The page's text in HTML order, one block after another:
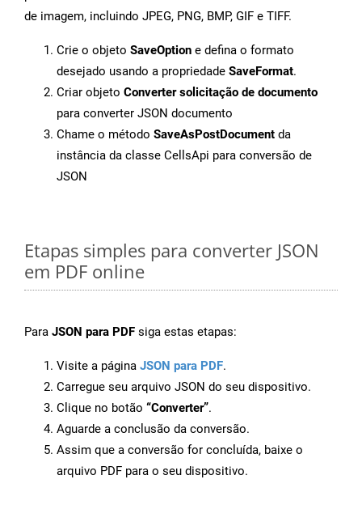
de imagem, incluindo JPEG, PNG, BMP, GIF e TIFF.
Crie o objeto SaveOption e defina o formato
desejado usando a propriedade SaveFormat.
Criar objeto Converter solicitação de documento
para converter JSON documento
Chame o método SaveAsPostDocument da
instância da classe CellsApi para conversão de
JSON
Etapas simples para converter JSON
em PDF online
Para JSON para PDF siga estas etapas:
Visite a página JSON para PDF.
Carregue seu arquivo JSON do seu dispositivo.
Clique no botão “Converter”.
Aguarde a conclusão da conversão.
Assim que a conversão for concluída, baixe o
arquivo PDF para o seu dispositivo.